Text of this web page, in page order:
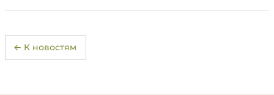
← К новостям